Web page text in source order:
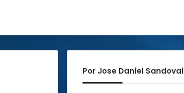
Por Jose Daniel Sandoval